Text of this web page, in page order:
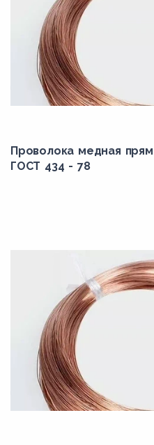
Проволока медная
ГОСТ 434 - 78